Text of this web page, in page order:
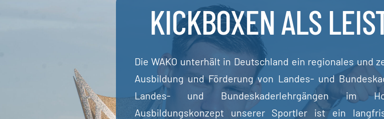
KICKBOXEN ALS
Die WAKO unterhält in Deutschland ein regionales und
Ausbildung und Förderung von Landes- und
Landes- und Bundeskaderlehrgängen im
Ausbildungskonzept unserer Sportler ist ein